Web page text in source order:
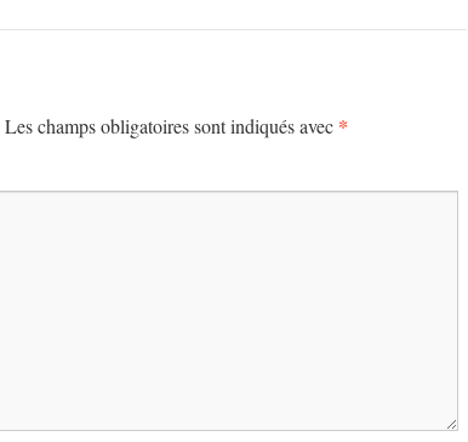
Les champs obligatoires sont indiqués avec *